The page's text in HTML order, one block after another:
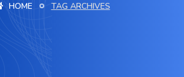
HOME TAG ARCHIVES